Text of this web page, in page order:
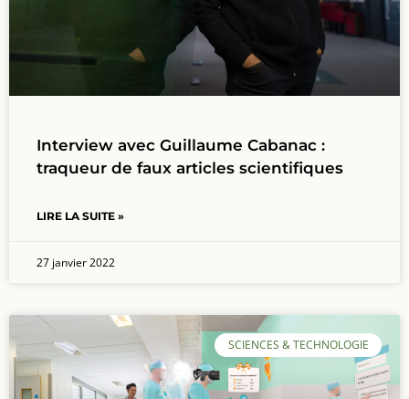
Interview avec Guillaume Cabanac :
traqueur de faux articles scientifiques
LIRE LA SUITE »
27 janvier 2022
SCIENCES & TECHNOLOGIE